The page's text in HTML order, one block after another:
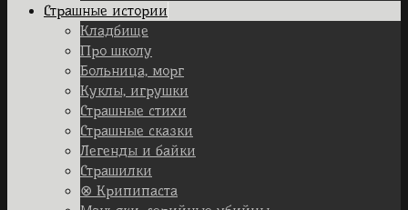
Страшные истории
Кладбище
Про школу
Больница, морг
Куклы, игрушки
Страшные стихи
Страшные сказки
Легенды и байки
Страшилки
⊗ Крипипаста